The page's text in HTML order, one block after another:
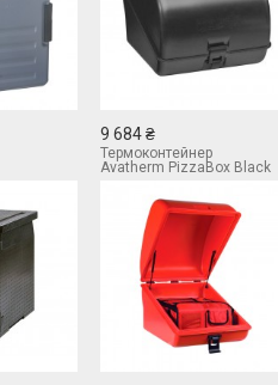
9 684 ₴
Термоконтейнер
Avatherm PizzaBox Black